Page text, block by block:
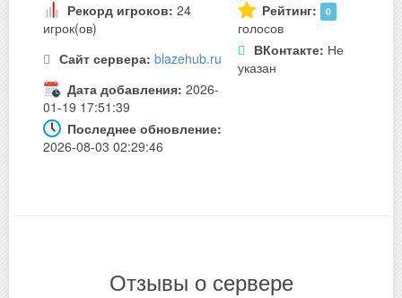
Рекорд игроков: 24
игрок(ов)
Рейтинг: 0
голосов
Сайт сервера: blazehub.ru ВКонтакте: Не
указан
Дата добавления: 2026-
01-19 17:51:39
Последнее обновление:
2026-08-03 02:29:46
Отзывы о сервере